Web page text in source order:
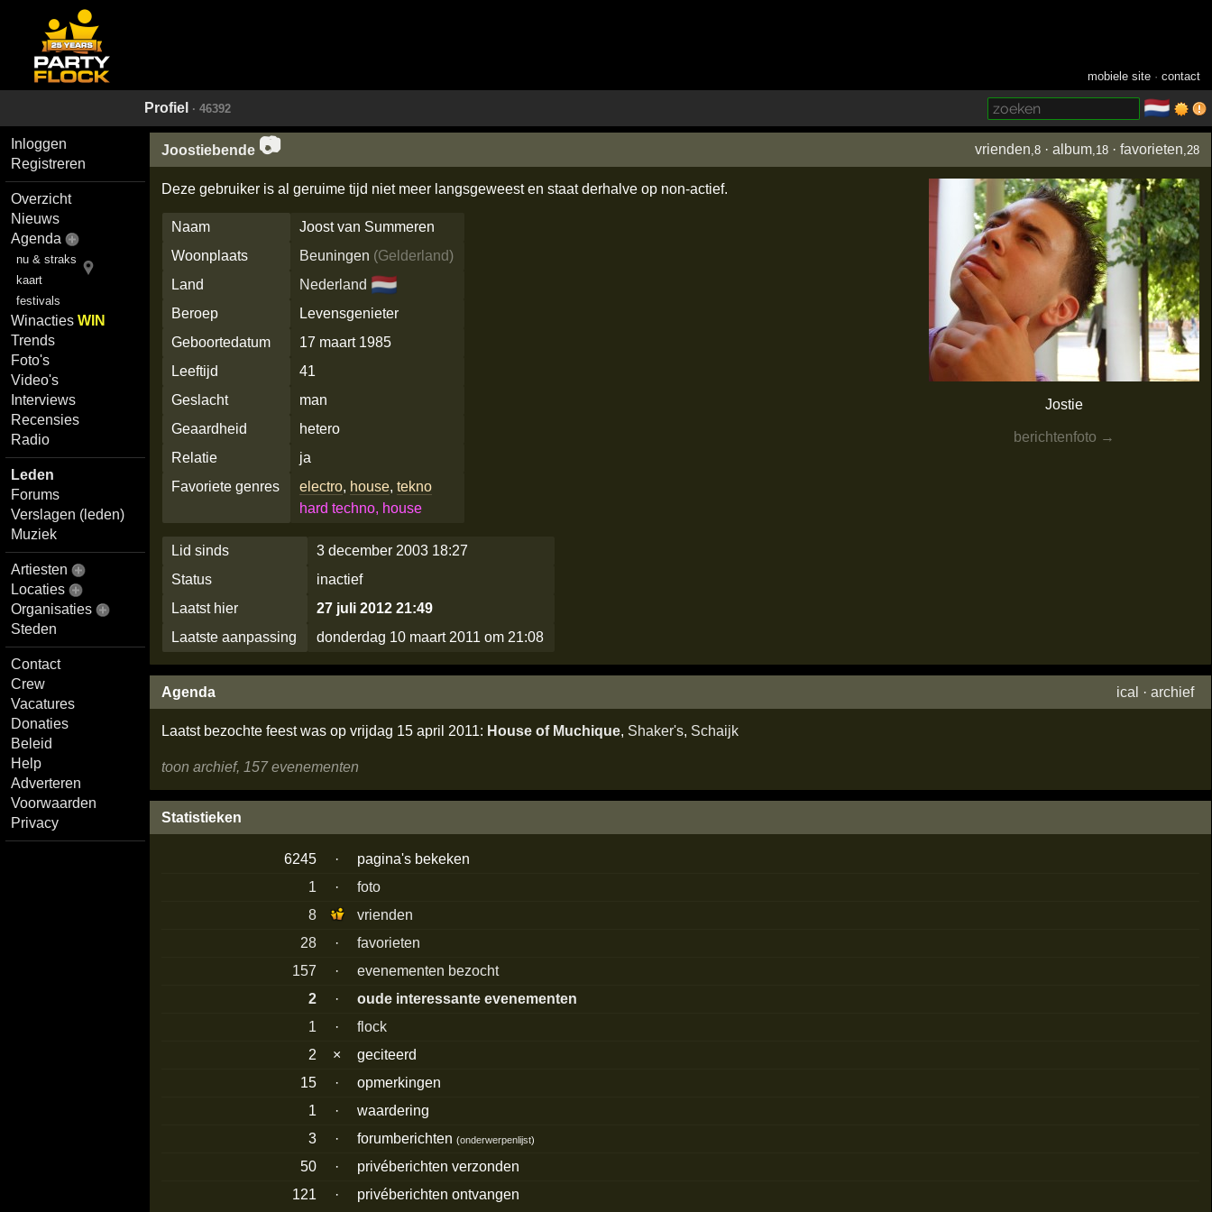
mobiele site ·contact
Profiel · 46392 🇳🇱
Inloggen
Registreren
Overzicht
Nieuws
Agenda
nu & straks
kaart
festivals
WinactiesWIN
Trends
Foto's
Video's
Interviews
Recensies
Radio
Leden
Forums
Verslagen (leden)
Muziek
Artiesten
Locaties
Organisaties
Steden
Contact
Crew
Vacatures
Donaties
Beleid
Help
Adverteren
Voorwaarden
Privacy
Joostiebende 📷 vrienden ,8 ·album ,18 ·favorieten ,28
Jostie
berichtenfoto →
Deze gebruiker is al geruime tijd niet meer langsgeweest en staat derhalve op non-actief.
Naam
Joost van Summeren
Woonplaats
Beuningen (Gelderland)
Land
Nederland 🇳🇱
Beroep
Levensgenieter
Geboortedatum
17 maart 1985
Leeftijd
41
Geslacht
man
Geaardheid
hetero
Relatie
ja
Favoriete genres
electro, house,tekno
hard techno, house
Lid sinds
3 december 2003 18:27
Status
inactief
Laatst hier
27 juli 2012 21:49
Laatste aanpassing
donderdag 10 maart 2011 om 21:08
Agenda ical · archief
Laatst bezochte feest was op vrijdag 15 april 2011: House of Muchique, Shaker's, Schaijk
toon archief, 157 evenementen
Statistieken
6245 ·
pagina's bekeken
1
·
foto
8
vrienden
28
·
favorieten
157
·
evenementen bezocht
2
·
oude interessante evenementen
1
·
flock
2
×
geciteerd
15
·
opmerkingen
1
·
waardering
3
· forumberichten(onderwerpenlijst)
50 ·
privéberichten verzonden
121
· privéberichten ontvangen